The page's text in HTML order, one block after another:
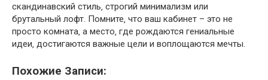
скандинавский стиль‚ строгий минимализм или
брутальный лофт. Помните‚ что ваш кабинет – это не
просто комната‚ а место‚ где рождаются гениальные
идеи‚ достигаются важные цели и воплощаются мечты.
Похожие Записи: